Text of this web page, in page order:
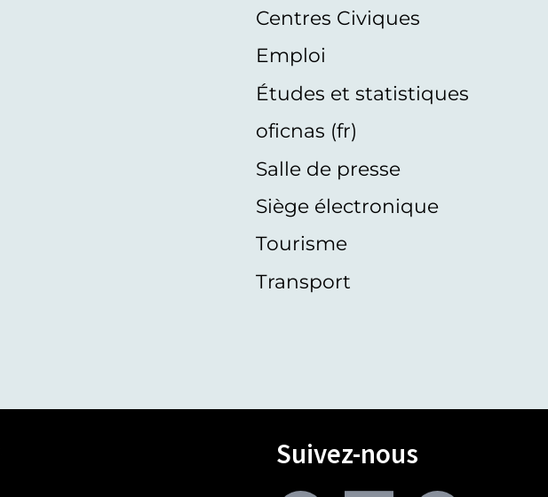
Centres Civiques
Emploi
Études et statistiques
oficnas (fr)
Salle de presse
Siège électronique
Tourisme
Transport
Suivez-nous